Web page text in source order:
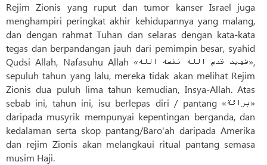
Rejim Zionis yang ruput dan tumor kanser Israel juga
menghampiri peringkat akhir kehidupannya yang malang,
dan dengan rahmat Tuhan dan selaras dengan kata-kata
tegas dan berpandangan jauh dari pemimpin besar, syahid
Qudsi Allah, Nafasuhu Allah «شهيد قدس الله نفسه الله»,
sepuluh tahun yang lalu, mereka tidak akan melihat Rejim
Zionis dua puluh lima tahun kemudian, Insya-Allah. Atas
sebab ini, tahun ini, isu berlepas diri / pantang «برائة»
daripada musyrik mempunyai kepentingan berganda, dan
kedalaman serta skop pantang/Baro'ah daripada Amerika
dan rejim Zionis akan melangkaui ritual pantang semasa
musim Haji.